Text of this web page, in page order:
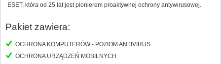
ESET, która od 25 lat jest pionierem proaktywnej ochrony antywirusowej.
Pakiet zawiera:
OCHRONA KOMPUTERÓW - POZIOM ANTIVIRUS
OCHRONA URZĄDZEŃ MOBILNYCH